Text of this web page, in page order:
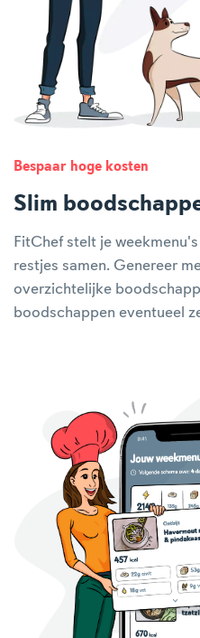
Bespaar hoge kosten
Slim
FitChef stelt je
restjes samen. Genereer
overzichtelijke
boodschappen eventueel